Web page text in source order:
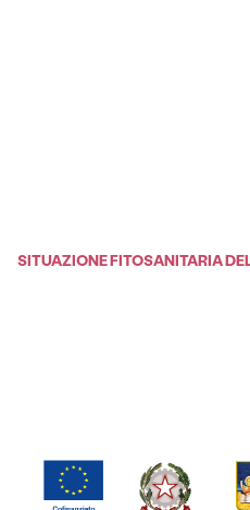
SITUAZIONE FITOSANITARIA